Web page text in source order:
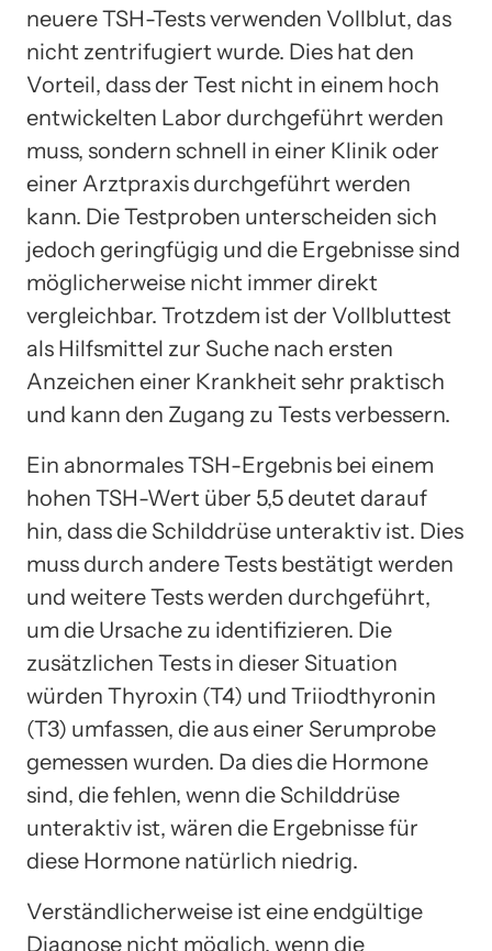
neuere TSH-Tests verwenden Vollblut, das
nicht zentrifugiert wurde. Dies hat den
Vorteil, dass der Test nicht in einem hoch
entwickelten Labor durchgeführt werden
muss, sondern schnell in einer Klinik oder
einer Arztpraxis durchgeführt werden
kann. Die Testproben unterscheiden sich
jedoch geringfügig und die Ergebnisse sind
möglicherweise nicht immer direkt
vergleichbar. Trotzdem ist der Vollbluttest
als Hilfsmittel zur Suche nach ersten
Anzeichen einer Krankheit sehr praktisch
und kann den Zugang zu Tests verbessern.
Ein abnormales TSH-Ergebnis bei einem
hohen TSH-Wert über 5,5 deutet darauf
hin, dass die Schilddrüse unteraktiv ist. Dies
muss durch andere Tests bestätigt werden
und weitere Tests werden durchgeführt,
um die Ursache zu identifizieren. Die
zusätzlichen Tests in dieser Situation
würden Thyroxin (T4) und Triiodthyronin
(T3) umfassen, die aus einer Serumprobe
gemessen wurden. Da dies die Hormone
sind, die fehlen, wenn die Schilddrüse
unteraktiv ist, wären die Ergebnisse für
diese Hormone natürlich niedrig.
Verständlicherweise ist eine endgültige
Diagnose nicht möglich, wenn die